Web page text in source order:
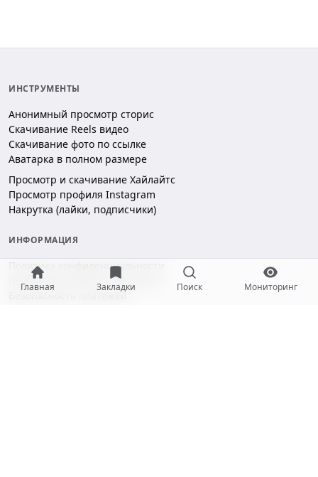
Главная Закладки Поиск Мониторинг
ИНСТРУМЕНТЫ
Анонимный просмотр сторис
Скачивание Reels видео
Скачивание фото по ссылке
Аватарка в полном размере
Просмотр и скачивание Хайлайтс
Просмотр профиля Instagram
Накрутка (лайки, подписчики)
ИНФОРМАЦИЯ
Политика конфиденциальности
Пользовательское соглашение
Безопасность платежей